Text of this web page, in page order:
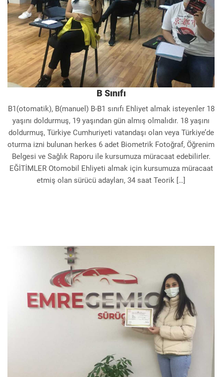
B Sınıfı
B1(otomatik), B(manuel) B-B1 sınıfı Ehliyet almak isteyenler 18
yaşını doldurmuş, 19 yaşından gün almış olmalıdır. 18 yaşını
doldurmuş, Türkiye Cumhuriyeti vatandaşı olan veya Türkiye’de
oturma izni bulunan herkes 6 adet Biometrik Fotoğraf, Öğrenim
Belgesi ve Sağlık Raporu ile kursumuza müracaat edebilirler.
EĞİTİMLER Otomobil Ehliyeti almak için kursumuza müracaat
etmiş olan sürücü adayları, 34 saat Teorik […]